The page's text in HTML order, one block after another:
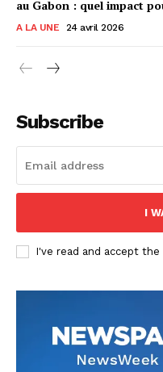
au Gabon : quel impact
A LA UNE 24 avril 2026
Subscribe
I
I've read and accept the